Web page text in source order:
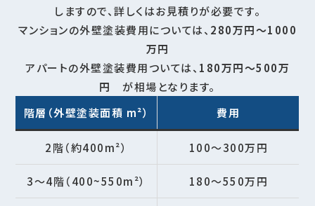
しますので、詳しくはお見積りが必要です。
マンションの外壁塗装費用については、 280万円～1000
万円
アパートの外壁塗装費用ついては、 180万円～500万
円
が相場となります。
階層（外壁塗装面積 m²）
費用
2階（約400m²） 100～300万円
3～4階（400~550m²） 180～550万円